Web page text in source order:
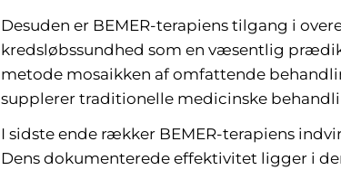
Desuden er BEMER-terapiens tilgang i
kredsløbssundhed som en væsentlig
metode mosaikken af omfattende
supplerer traditionelle medicinske
I sidste ende rækker BEMER-terapiens
Dens dokumenterede effektivitet ligger i